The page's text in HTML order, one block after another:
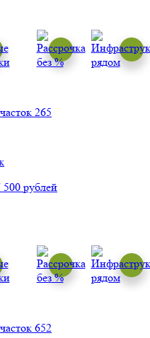
265
500 рублей
652